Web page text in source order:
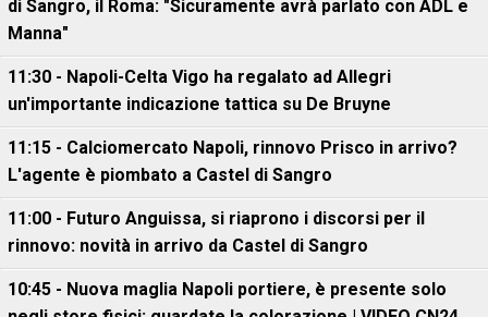
di Sangro, il Roma: "Sicuramente avrà parlato con ADL e
Manna"
11:30 - Napoli-Celta Vigo ha regalato ad Allegri
un'importante indicazione tattica su De Bruyne
11:15 - Calciomercato Napoli, rinnovo Prisco in arrivo?
L'agente è piombato a Castel di Sangro
11:00 - Futuro Anguissa, si riaprono i discorsi per il
rinnovo: novità in arrivo da Castel di Sangro
10:45 - Nuova maglia Napoli portiere, è presente solo